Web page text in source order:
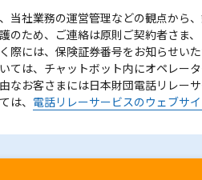
当社業務の運営管理などの観点から
のため、ご連絡は原則ご契約者さま
際には、保険証券番号をお知らせいた
ては、チャットボット内にオペレー
なお客さまには日本財団電話リレー
は、 電話リレーサービスのウェブサ